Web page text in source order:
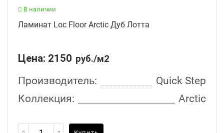
В наличии
Ламинат Loc Floor Arctic Дуб Лотта
Цена: 2150 руб./м2
Производитель:
Quick Step
Коллекция:
Arctic